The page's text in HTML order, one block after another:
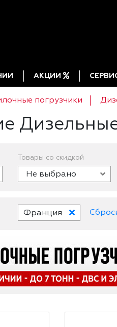
АКЦИИ
погрузчики
Товары со скидкой
Не выбрано
Франция